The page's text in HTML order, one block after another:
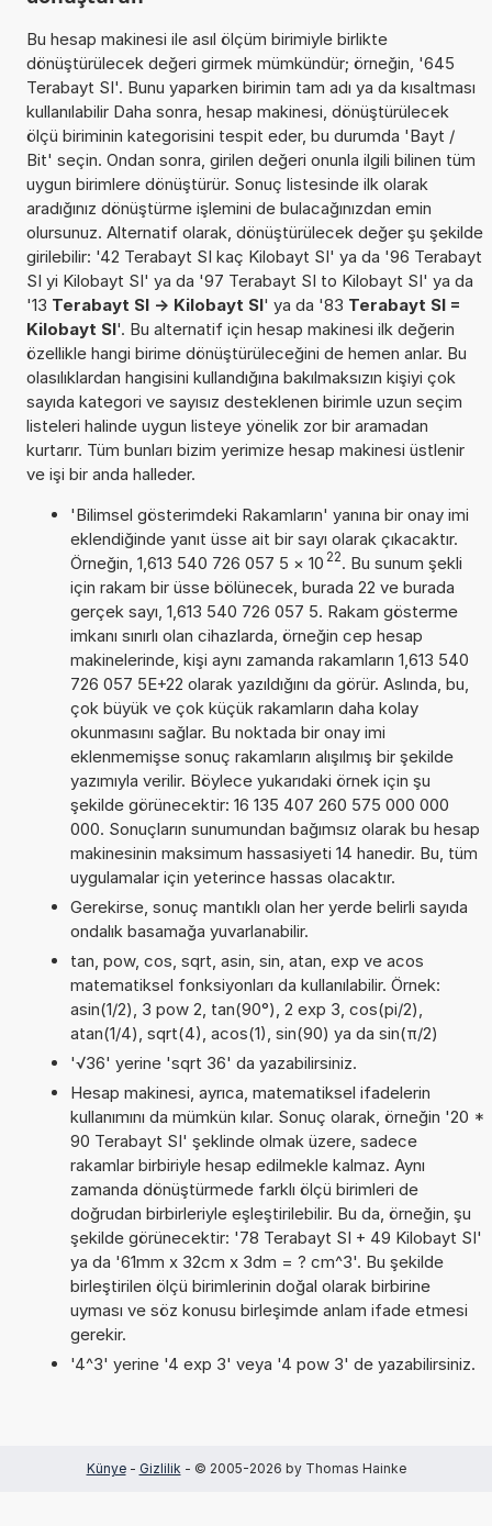
Bu hesap makinesi ile asıl ölçüm birimiyle birlikte
dönüştürülecek değeri girmek mümkündür; örneğin, '645
Terabayt SI'. Bunu yaparken birimin tam adı ya da kısaltması
kullanılabilir Daha sonra, hesap makinesi, dönüştürülecek
ölçü biriminin kategorisini tespit eder, bu durumda 'Bayt /
Bit' seçin. Ondan sonra, girilen değeri onunla ilgili bilinen tüm
uygun birimlere dönüştürür. Sonuç listesinde ilk olarak
aradığınız dönüştürme işlemini de bulacağınızdan emin
olursunuz. Alternatif olarak, dönüştürülecek değer şu şekilde
girilebilir: '42 Terabayt SI kaç Kilobayt SI' ya da '96 Terabayt
SI yi Kilobayt SI' ya da '97 Terabayt SI to Kilobayt SI' ya da
'13 Terabayt SI -> Kilobayt SI' ya da '83 Terabayt SI =
Kilobayt SI'. Bu alternatif için hesap makinesi ilk değerin
özellikle hangi birime dönüştürüleceğini de hemen anlar. Bu
olasılıklardan hangisini kullandığına bakılmaksızın kişiyi çok
sayıda kategori ve sayısız desteklenen birimle uzun seçim
listeleri halinde uygun listeye yönelik zor bir aramadan
kurtarır. Tüm bunları bizim yerimize hesap makinesi üstlenir
ve işi bir anda halleder.
'Bilimsel gösterimdeki Rakamların' yanına bir onay imi
eklendiğinde yanıt üsse ait bir sayı olarak çıkacaktır.
Örneğin, 1,613 540 726 057 5 × 10 22. Bu sunum şekli
için rakam bir üsse bölünecek, burada 22 ve burada
gerçek sayı, 1,613 540 726 057 5. Rakam gösterme
imkanı sınırlı olan cihazlarda, örneğin cep hesap
makinelerinde, kişi aynı zamanda rakamların 1,613 540
726 057 5E+22 olarak yazıldığını da görür. Aslında, bu,
çok büyük ve çok küçük rakamların daha kolay
okunmasını sağlar. Bu noktada bir onay imi
eklenmemişse sonuç rakamların alışılmış bir şekilde
yazımıyla verilir. Böylece yukarıdaki örnek için şu
şekilde görünecektir: 16 135 407 260 575 000 000
000. Sonuçların sunumundan bağımsız olarak bu hesap
makinesinin maksimum hassasiyeti 14 hanedir. Bu, tüm
uygulamalar için yeterince hassas olacaktır.
Gerekirse, sonuç mantıklı olan her yerde belirli sayıda
ondalık basamağa yuvarlanabilir.
tan, pow, cos, sqrt, asin, sin, atan, exp ve acos
matematiksel fonksiyonları da kullanılabilir. Örnek:
asin(1/2), 3 pow 2, tan(90°), 2 exp 3, cos(pi/2),
atan(1/4), sqrt(4), acos(1), sin(90) ya da sin(π/2)
'√36' yerine 'sqrt 36' da yazabilirsiniz.
Hesap makinesi, ayrıca, matematiksel ifadelerin
kullanımını da mümkün kılar. Sonuç olarak, örneğin '20 *
90 Terabayt SI' şeklinde olmak üzere, sadece
rakamlar birbiriyle hesap edilmekle kalmaz. Aynı
zamanda dönüştürmede farklı ölçü birimleri de
doğrudan birbirleriyle eşleştirilebilir. Bu da, örneğin, şu
şekilde görünecektir: '78 Terabayt SI + 49 Kilobayt SI'
ya da '61mm x 32cm x 3dm = ? cm^3'. Bu şekilde
birleştirilen ölçü birimlerinin doğal olarak birbirine
uyması ve söz konusu birleşimde anlam ifade etmesi
gerekir.
'4^3' yerine '4 exp 3' veya '4 pow 3' de yazabilirsiniz.
Künye- Gizlilik - © 2005-2026 by Thomas Hainke